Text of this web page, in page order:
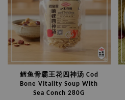
鳕鱼骨霸王花四神汤 Cod
Bone Vitality Soup With
Sea Conch 280G